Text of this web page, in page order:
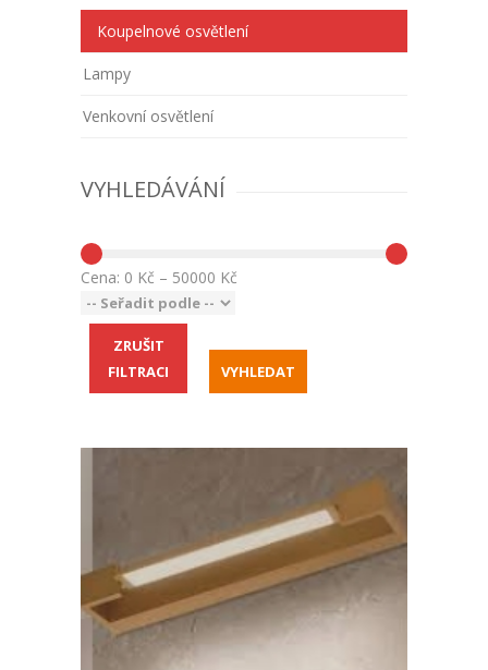
Koupelnové osvětlení
Lampy
Venkovní osvětlení
VYHLEDÁVÁNÍ
Cena: 0 Kč – 50000 Kč
ZRUŠIT
FILTRACI
VYHLEDAT